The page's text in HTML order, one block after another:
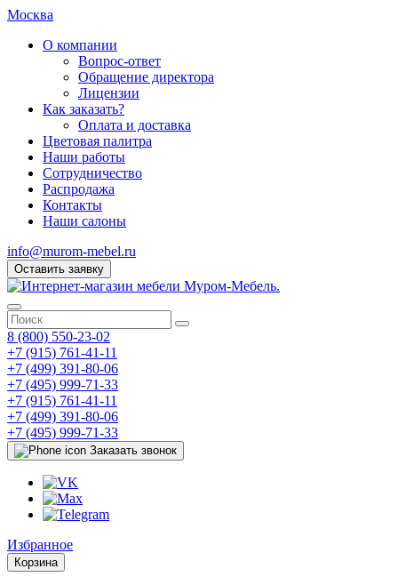
Москва
О компании
Вопрос-ответ
Обращение директора
Лицензии
Как заказать?
Оплата и доставка
Цветовая палитра
Наши работы
Сотрудничество
Распродажа
Контакты
Наши салоны
info@murom-mebel.ru
Оставить заявку
8 (800) 550-23-02
+7 (915) 761-41-11
+7 (499) 391-80-06
+7 (495) 999-71-33
+7 (915) 761-41-11
+7 (499) 391-80-06
+7 (495) 999-71-33
Заказать звонок
Избранное
Корзина